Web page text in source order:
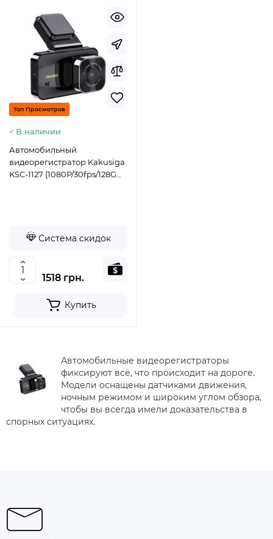
Топ Просмотров
В наличии
Автомобильный
видеорегистратор Kakusiga
KSC-1127 (1080P/30fps/128G
Система скидок
1518 грн.
Купить
Автомобильные видеорегистраторы
фиксируют всё, что происходит на дороге.
Модели оснащены датчиками движения,
ночным режимом и широким углом обзора,
чтобы вы всегда имели доказательства в
спорных ситуациях.